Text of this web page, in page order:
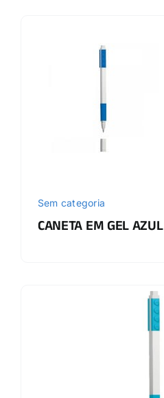
Sem categoria
CANETA EM GEL AZUL